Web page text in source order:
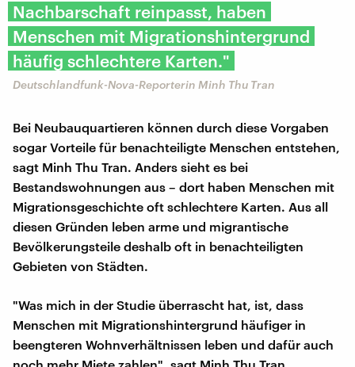
Nachbarschaft reinpasst, haben
Menschen mit Migrationshintergrund
häufig schlechtere Karten."
Deutschlandfunk-Nova-Reporterin Minh Thu Tran
Bei Neubauquartieren können durch diese Vorgaben
sogar Vorteile für benachteiligte Menschen entstehen,
sagt Minh Thu Tran. Anders sieht es bei
Bestandswohnungen aus – dort haben Menschen mit
Migrationsgeschichte oft schlechtere Karten. Aus all
diesen Gründen leben arme und migrantische
Bevölkerungsteile deshalb oft in benachteiligten
Gebieten von Städten.
"Was mich in der Studie überrascht hat, ist, dass
Menschen mit Migrationshintergrund häufiger in
beengteren Wohnverhältnissen leben und dafür auch